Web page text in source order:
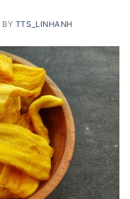
BY TTS_LINHANH